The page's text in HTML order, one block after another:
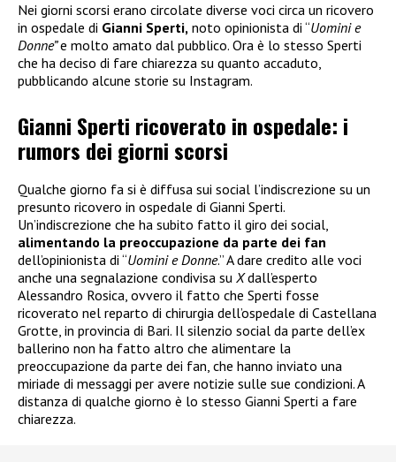
Nei giorni scorsi erano circolate diverse voci circa un ricovero
in ospedale di Gianni Sperti, noto opinionista di “Uomini e
Donne”e molto amato dal pubblico. Ora è lo stesso Sperti
che ha deciso di fare chiarezza su quanto accaduto,
pubblicando alcune storie su Instagram.
Gianni Sperti ricoverato in ospedale: i
rumors dei giorni scorsi
Qualche giorno fa si è diffusa sui social l’indiscrezione su un
presunto ricovero in ospedale di Gianni Sperti.
Un’indiscrezione che ha subito fatto il giro dei social,
alimentando la preoccupazione da parte dei fan
dell’opinionista di “Uomini e Donne.” A dare credito alle voci
anche una segnalazione condivisa su Xdall’esperto
Alessandro Rosica, ovvero il fatto che Sperti fosse
ricoverato nel reparto di chirurgia dell’ospedale di Castellana
Grotte, in provincia di Bari. Il silenzio social da parte dell’ex
ballerino non ha fatto altro che alimentare la
preoccupazione da parte dei fan, che hanno inviato una
miriade di messaggi per avere notizie sulle sue condizioni. A
distanza di qualche giorno è lo stesso Gianni Sperti a fare
chiarezza.